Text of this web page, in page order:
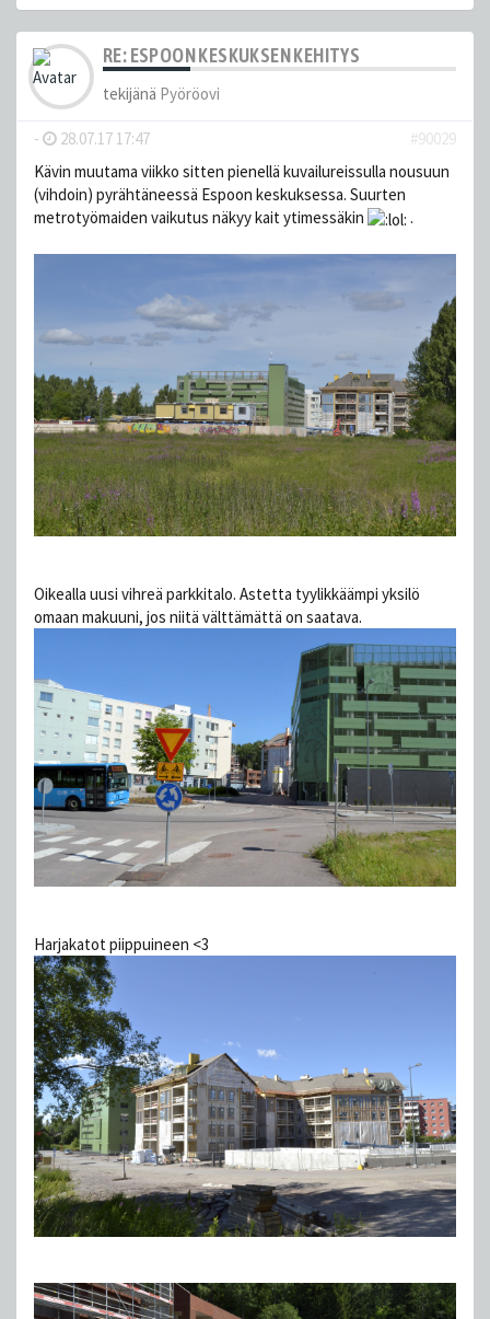
RE: ESPOON KESKUKSEN KEHITYS
tekijänä Pyöröovi
- 28.07.17 17:47
#90029
Kävin muutama viikko sitten pienellä kuvailureissulla nousuun
(vihdoin) pyrähtäneessä Espoon keskuksessa. Suurten
metrotyömaiden vaikutus näkyy kait ytimessäkin
.
Oikealla uusi vihreä parkkitalo. Astetta tyylikkäämpi yksilö
omaan makuuni, jos niitä välttämättä on saatava.
Harjakatot piippuineen <3